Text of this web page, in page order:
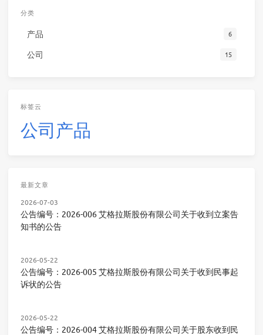
分类
产品 6
公司 15
标签云
公司 产品
最新文章
2026-07-03
公告编号：2026-006 艾格拉斯股份有限公司关于收到立案告
知书的公告
2026-05-22
公告编号：2026-005 艾格拉斯股份有限公司关于收到民事起
诉状的公告
2026-05-22
公告编号：2026-004 艾格拉斯股份有限公司关于股东收到民